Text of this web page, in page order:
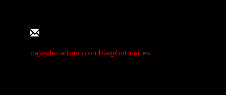
cajasdecartoncolombia@hotmail.es